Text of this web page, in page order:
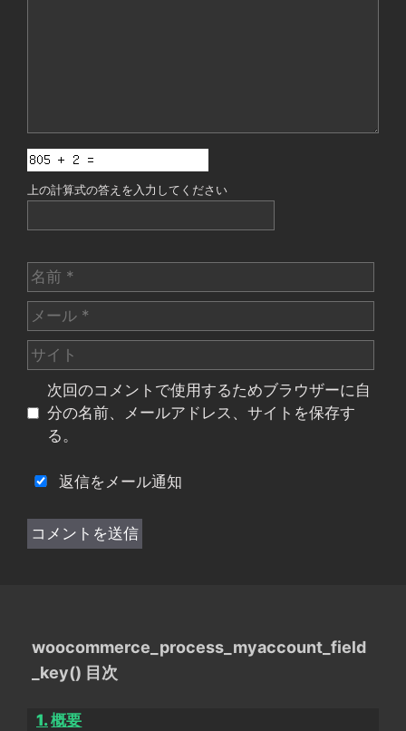
上の計算式の答えを入力してください
名
前
メ
ー
ル
サ
イ
次回のコメントで使用するためブラウザーに自
分の名前、メールアドレス、サイトを保存す
る。
返信をメール通知
woocommerce_process_myaccount_field
_key() 目次
概要